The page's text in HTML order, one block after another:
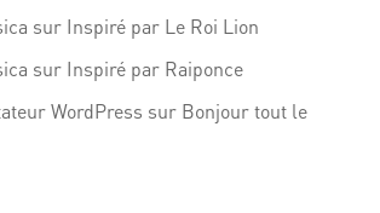
sur Inspiré par Le Roi Lion
sur Inspiré par Raiponce
WordPress sur Bonjour tout le